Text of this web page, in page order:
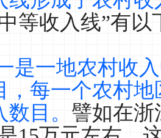
等收入线”有以
是一地农村收
，每一个农村
数目。譬如在浙